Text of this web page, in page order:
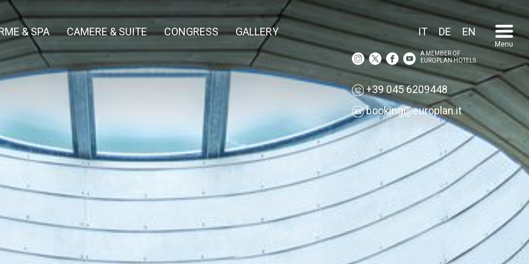
IT DE EN
A MEMBER OF
EUROPLAN HOTELS
+39 045 6209448
booking@europlan.it
Menu
& SPA CAMERE & SUITE CONGRESS GALLERY